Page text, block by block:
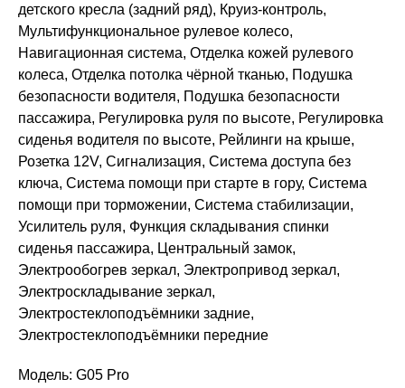
детского кресла (задний ряд), Круиз-контроль,
Мультифункциональное рулевое колесо,
Навигационная система, Отделка кожей рулевого
колеса, Отделка потолка чёрной тканью, Подушка
безопасности водителя, Подушка безопасности
пассажира, Регулировка руля по высоте, Регулировка
сиденья водителя по высоте, Рейлинги на крыше,
Розетка 12V, Сигнализация, Система доступа без
ключа, Система помощи при старте в гору, Система
помощи при торможении, Система стабилизации,
Усилитель руля, Функция складывания спинки
сиденья пассажира, Центральный замок,
Электрообогрев зеркал, Электропривод зеркал,
Электроскладывание зеркал,
Электростеклоподъёмники задние,
Электростеклоподъёмники передние
Модель: G05 Pro